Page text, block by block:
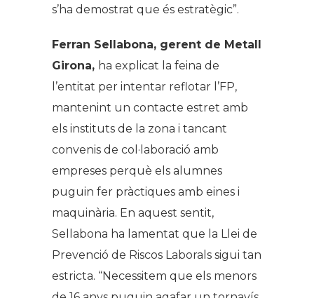
s’ha demostrat que és estratègic”.
Ferran Sellabona, gerent de Metall
Girona, ha explicat la feina de
l’entitat per intentar reflotar l’FP,
mantenint un contacte estret amb
els instituts de la zona i tancant
convenis de col·laboració amb
empreses perquè els alumnes
puguin fer pràctiques amb eines i
maquinària. En aquest sentit,
Sellabona ha lamentat que la Llei de
Prevenció de Riscos Laborals sigui tan
estricta. “Necessitem que els menors